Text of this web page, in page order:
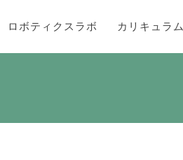
ロボティクスラボ カリキュラム